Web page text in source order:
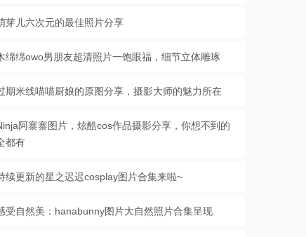
芽儿六次元的最佳照片分享
绵绵owo男朋友超清照片一饱眼福，细节立体雕琢
期米线喵喵厨娘的原图分享，摄影大师的魅力所在
阿寨寨图片，炫酷cos作品摄影分享，你想不到的
都有
续更新的星之迟迟cosplay图片合集来啦~
受自然美：hanabunny图片大自然照片合集呈现